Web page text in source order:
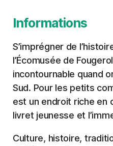
Informations
S’imprégner de
l’Écomusée de
incontournable quand
Sud. Pour les petits
est un endroit riche en
livret jeunesse et
Culture, histoire,